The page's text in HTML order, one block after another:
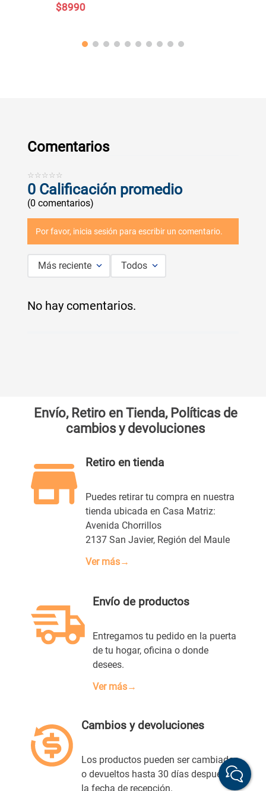
$8990
Comentarios
☆ ☆ ☆ ☆ ☆
0 Calificación promedio
(0 comentarios)
Por favor, inicia sesión para escribir un comentario.
Más reciente Todos
No hay comentarios.
Envío, Retiro en Tienda, Políticas de
cambios y devoluciones
Retiro en tienda
Puedes retirar tu compra en nuestra
tienda ubicada en Casa Matriz:
Avenida Chorrillos
2137 San Javier, Región del Maule
Ver más→
Envío de productos
Entregamos tu pedido en la puerta
de tu hogar, oficina o donde
desees.
Ver más→
Cambios y devoluciones
Los productos pueden ser cambiados
o devueltos hasta 30 días después de
la fecha de recepción.